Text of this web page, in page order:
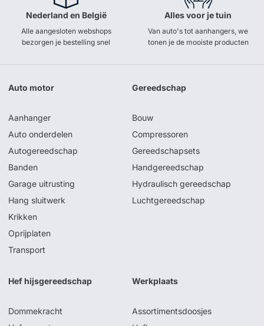
Nederland en België
Alle aangesloten webshops
bezorgen je bestelling snel
Alles voor je tuin
Van auto's tot aanhangers, we
tonen je de mooiste producten
Auto motor
Aanhanger
Auto onderdelen
Autogereedschap
Banden
Garage uitrusting
Hang sluitwerk
Krikken
Oprijplaten
Transport
Gereedschap
Bouw
Compressoren
Gereedschapsets
Handgereedschap
Hydraulisch gereedschap
Luchtgereedschap
Hef hijsgereedschap
Dommekracht
Werkplaats
Assortimentsdoosjes